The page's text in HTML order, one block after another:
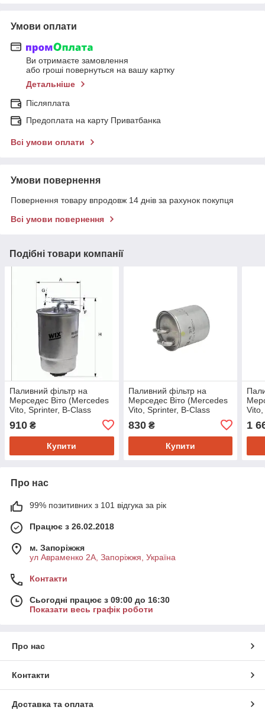
Умови оплати
Ви отримаєте замовлення
або гроші повернуться на вашу картку
Детальніше
Післяплата
Предоплата на карту Приватбанка
Всі умови оплати
Умови повернення
Повернення товару впродовж 14 днів за рахунок покупця
Всі умови повернення
Подібні товари компанії
Паливний фільтр на
Мерседес Віто (Mercedes
Vito, Sprinter, B-Class
W202, W203, W204,
910 ₴
Купити
Паливний фільтр на
Мерседес Віто (Mercedes
Vito, Sprinter, B-Class
W202, W203, W204,
830₴
Купити
1
Про нас
99% позитивних з 101 відгука за рік
Працює з 26.02.2018
м. Запоріжжя
ул Авраменко 2А, Запоріжжя, Україна
Контакти
Сьогодні працює з 09:00 до 16:30
Показати весь графік роботи
Про нас
Контакти
Доставка та оплата